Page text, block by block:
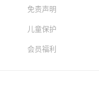
免责声明
儿童保护
会员福利